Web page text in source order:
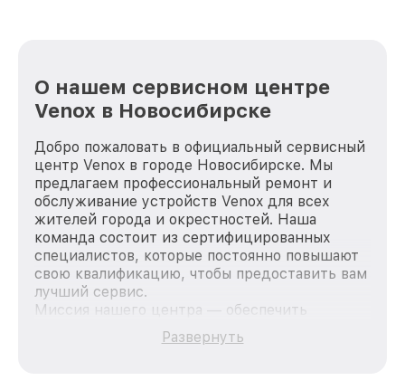
О нашем сервисном центре
Venox в Новосибирске
Добро пожаловать в официальный сервисный
центр Venox в городе Новосибирске. Мы
предлагаем профессиональный ремонт и
обслуживание устройств Venox для всех
жителей города и окрестностей. Наша
команда состоит из сертифицированных
специалистов, которые постоянно повышают
свою квалификацию, чтобы предоставить вам
лучший сервис.
Миссия нашего центра — обеспечить
качественный и доступный ремонт для
каждого пользователя продукции Venox, вне
Развернуть